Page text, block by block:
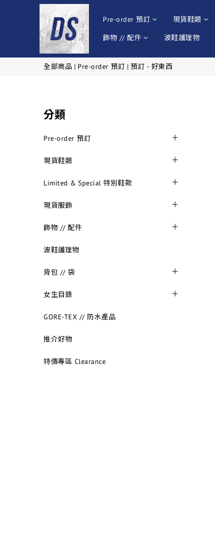
Pre-order 預訂 現貨鞋類
飾物 // 配件 波鞋護理物
全部商品 | Pre-order 預訂 | 預訂 - 好東西
分類
Pre-order 預訂
現貨鞋類
Limited & Special 特別鞋款
現貨服飾
飾物 // 配件
波鞋護理物
背包 // 袋
女生目錄
GORE-TEX // 防水產品
推介好物
特價專區 Clearance